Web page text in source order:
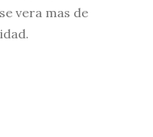
vera mas de